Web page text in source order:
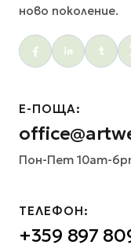
ново поколение.
Social
Е-ПОЩА:
Пон-Пет 10am-
ТЕЛЕФОН:
+359 897